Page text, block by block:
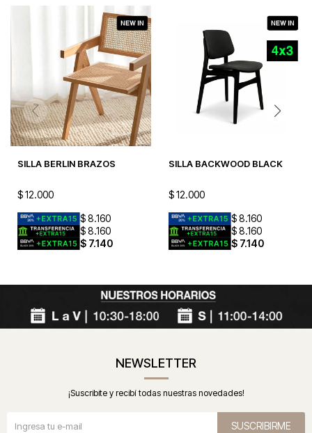
SILLA BERLIN BRAZOS
$12.000
$8.160
$8.160
$ 7.140
SILLA BACKWOOD BLACK
$ 12.000
$ 8.160
$ 8.160
$ 7.140
NEWSLETTER
¡Suscribite y recibí todas nuestras novedades!
SUSCRIBIRME